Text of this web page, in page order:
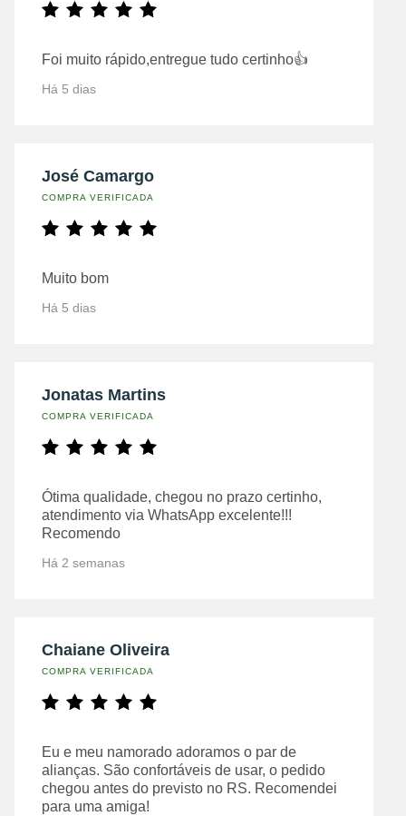
Foi muito rápido,entregue tudo certinho👍
Há 5 dias
José Camargo
COMPRA VERIFICADA
Muito bom
Há 5 dias
Jonatas Martins
COMPRA VERIFICADA
Ótima qualidade, chegou no prazo certinho,
atendimento via WhatsApp excelente!!!
Recomendo
Há 2 semanas
Chaiane Oliveira
COMPRA VERIFICADA
Eu e meu namorado adoramos o par de
alianças. São confortáveis de usar, o pedido
chegou antes do previsto no RS. Recomendei
para uma amiga!